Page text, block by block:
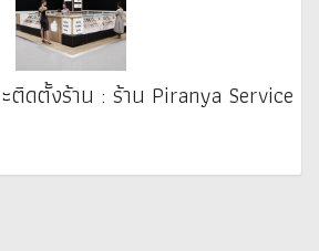
ดตั้งร้าน : ร้าน Piranya Service